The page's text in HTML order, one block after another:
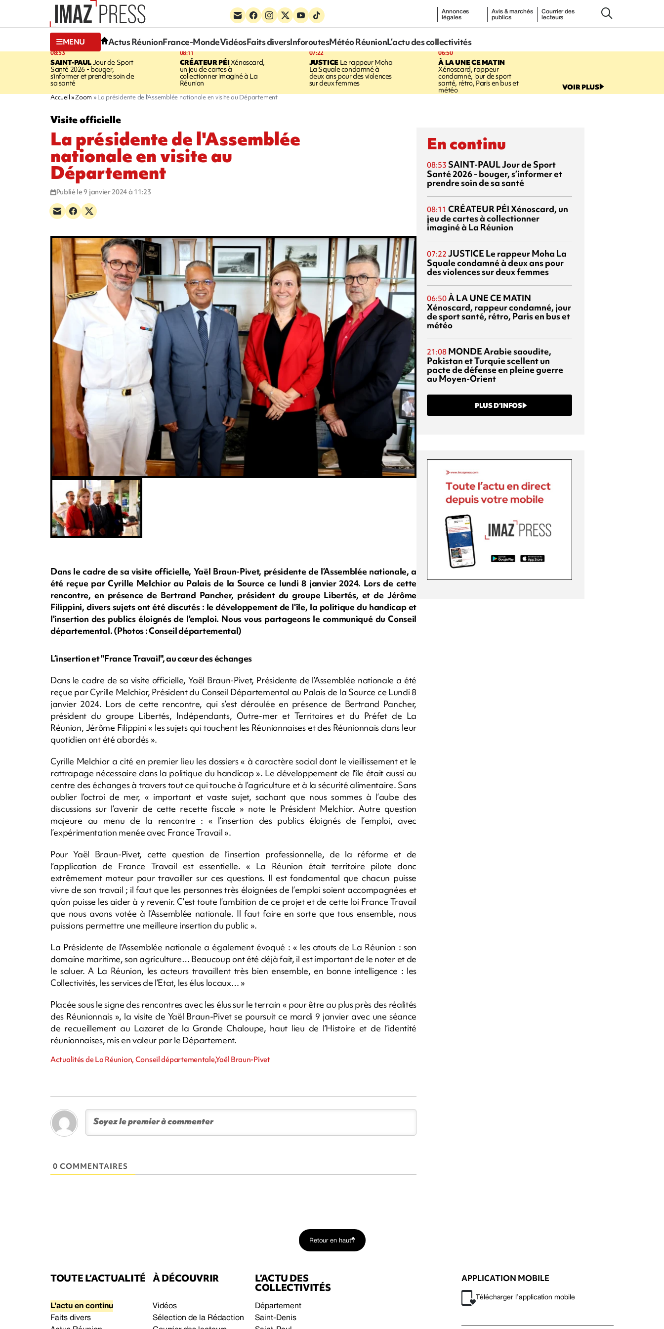
Annonces
légales
Avis & marchés
publics
Courrier des
lecteurs
MENU Actus RéunionFrance-MondeVidéosFaits diversInforoutesMétéo RéunionL’actu des collectivités
08:53
SAINT-PAULJour de Sport
Santé 2026 - bouger,
s’informer et prendre soin de
sa santé
08:11
CRÉATEUR PÉIXénoscard,
un jeu de cartes à
collectionner imaginé à La
Réunion
07:22
JUSTICELe rappeur Moha
La Squale condamné à
deux ans pour des violences
sur deux femmes
06:50
À LA UNE CE MATIN
Xénoscard, rappeur
condamné, jour de sport
santé, rétro, Paris en bus et
météo VOIR PLUS
Accueil Zoom La présidente de l'Assemblée nationale en visite au Département
Visite officielle
La présidente de l'Assemblée
nationale en visite au
Département
Publié le 9 janvier 2024 à 11:23
Dans le cadre de sa visite officielle, Yaël Braun-Pivet, présidente de l’Assemblée nationale, a
été reçue par Cyrille Melchior au Palais de la Source ce lundi 8 janvier 2024. Lors de cette
rencontre, en présence de Bertrand Pancher, président du groupe Libertés, et de Jérôme
Filippini, divers sujets ont été discutés : le développement de l'île, la politique du handicap et
l'insertion des publics éloignés de l'emploi. Nous vous partageons le communiqué du Conseil
départemental. (Photos : Conseil départemental)
L’insertion et "France Travail", au cœur des échanges
Dans le cadre de sa visite officielle, Yaël Braun-Pivet, Présidente de l’Assemblée nationale a été
reçue par Cyrille Melchior, Président du Conseil Départemental au Palais de la Source ce Lundi 8
janvier 2024. Lors de cette rencontre, qui s’est déroulée en présence de Bertrand Pancher,
président du groupe Libertés, Indépendants, Outre-mer et Territoires et du Préfet de La
Réunion, Jérôme Filippini « les sujets qui touchent les Réunionnaises et des Réunionnais dans leur
quotidien ont été abordés ».
Cyrille Melchior a cité en premier lieu les dossiers « à caractère social dont le vieillissement et le
rattrapage nécessaire dans la politique du handicap ». Le développement de l'île était aussi au
centre des échanges à travers tout ce qui touche à l’agriculture et à la sécurité alimentaire. Sans
oublier l’octroi de mer, « important et vaste sujet, sachant que nous sommes à l’aube des
discussions sur l’avenir de cette recette fiscale » note le Président Melchior. Autre question
majeure au menu de la rencontre : « l’insertion des publics éloignés de l’emploi, avec
l’expérimentation menée avec France Travail ».
Pour Yaël Braun-Pivet, cette question de l’insertion professionnelle, de la réforme et de
l’application de France Travail est essentielle. « La Réunion était territoire pilote donc
extrêmement moteur pour travailler sur ces questions. Il est fondamental que chacun puisse
vivre de son travail ; il faut que les personnes très éloignées de l’emploi soient accompagnées et
qu’on puisse les aider à y revenir. C’est toute l’ambition de ce projet et de cette loi France Travail
que nous avons votée à l’Assemblée nationale. Il faut faire en sorte que tous ensemble, nous
puissions permettre une meilleure insertion du public ».
La Présidente de l’Assemblée nationale a également évoqué : « les atouts de La Réunion : son
domaine maritime, son agriculture… Beaucoup ont été déjà fait, il est important de le noter et de
le saluer. A La Réunion, les acteurs travaillent très bien ensemble, en bonne intelligence : les
Collectivités, les services de l’Etat, les élus locaux… »
Placée sous le signe des rencontres avec les élus sur le terrain « pour être au plus près des réalités
des Réunionnais », la visite de Yaël Braun-Pivet se poursuit ce mardi 9 janvier avec une séance
de recueillement au Lazaret de la Grande Chaloupe, haut lieu de l’Histoire et de l’identité
réunionnaises, mis en valeur par le Département.
Actualités de La Réunion, Conseil départementale,Yaël Braun-Pivet
0 COMMENTAIRES
En continu
08:53 SAINT-PAULJour de Sport
Santé 2026 - bouger, s’informer et
prendre soin de sa santé
08:11 CRÉATEUR PÉIXénoscard, un
jeu de cartes à collectionner
imaginé à La Réunion
07:22 JUSTICE Le rappeur Moha La
Squale condamné à deux ans pour
des violences sur deux femmes
06:50À LA UNE CE MATIN
Xénoscard, rappeur condamné, jour
de sport santé, rétro, Paris en bus et
météo
21:08 MONDEArabie saoudite,
Pakistan et Turquie scellent un
pacte de défense en pleine guerre
au Moyen-Orient
PLUS D’INFOS
Retour en haut
TOUTE L’ACTUALITÉ
L’actu en continu
Faits divers
À DÉCOUVRIR
Vidéos
Sélection de la Rédaction
L’ACTU DES
COLLECTIVITÉS
Département
Saint-Denis
APPLICATION MOBILE
Télécharger l’application mobile